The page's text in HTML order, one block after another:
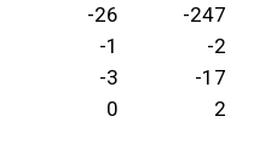
-26 -247
-1 -2
-3 -17
0 2